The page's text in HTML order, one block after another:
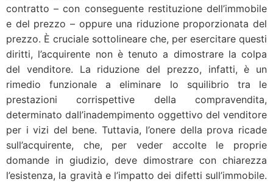
contratto – con conseguente restituzione dell’immobile
e del prezzo – oppure una riduzione proporzionata del
prezzo. È cruciale sottolineare che, per esercitare questi
diritti, l’acquirente non è tenuto a dimostrare la colpa
del venditore. La riduzione del prezzo, infatti, è un
rimedio funzionale a eliminare lo squilibrio tra le
prestazioni corrispettive della compravendita,
determinato dall’inadempimento oggettivo del venditore
per i vizi del bene. Tuttavia, l’onere della prova ricade
sull’acquirente, che, per veder accolte le proprie
domande in giudizio, deve dimostrare con chiarezza
l’esistenza, la gravità e l’impatto dei difetti sull’immobile.